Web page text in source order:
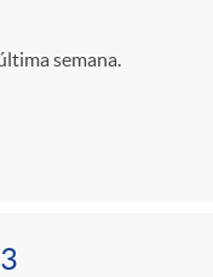
semana.